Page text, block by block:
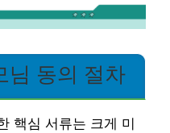
님 동의 절차
핵심 서류는 크게 미